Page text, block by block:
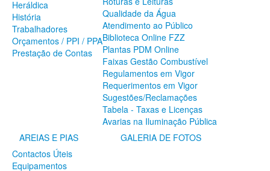
SERVIÇOS
A Minha Rua
Abastecimento de Água
Roturas e Leituras
Atendimento ao Público
Biblioteca Online FZZ
Faixas Gestão Combustível
Regulamentos em Vigor
Requerimentos em Vigor
Sugestões/Reclamações
Tabela - Taxas e Licenças
Heráldica
História
Trabalhadores
Orçamentos / PPI / PPA
Prestação de Contas
Qualidade da Água
Atendimento ao Público
Biblioteca Online FZZ
Plantas PDM Online
Faixas Gestão Combustível
Regulamentos em Vigor
Requerimentos em Vigor
Sugestões/Reclamações
Tabela - Taxas e Licenças
Avarias na Iluminação Pública
AREIAS E PIAS
Contactos Úteis
Equipamentos
GALERIA DE FOTOS